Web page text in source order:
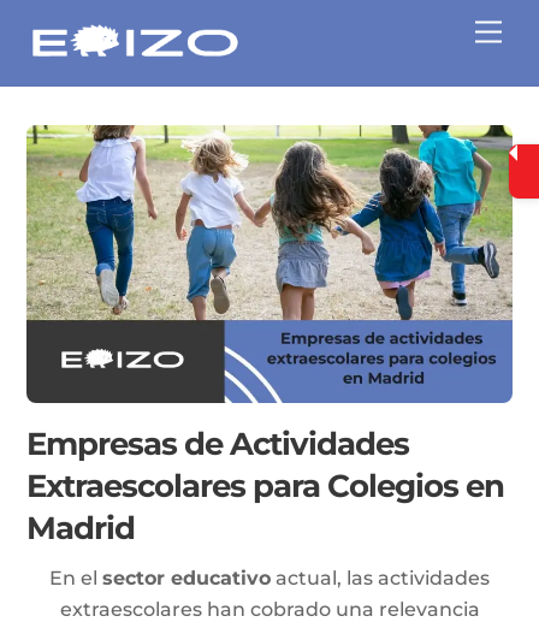
Empresas de Actividades
Extraescolares para Colegios en
Madrid
En el sector educativo actual, las actividades
extraescolares han cobrado una relevancia